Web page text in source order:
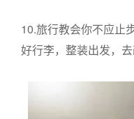
10.旅行教会你不应止
好行李，整装出发，去